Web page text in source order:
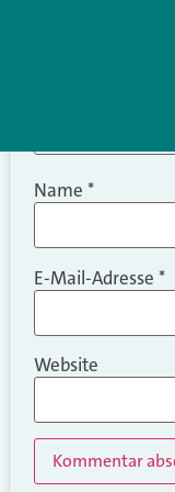
Name *
E-Mail-Adresse *
Website